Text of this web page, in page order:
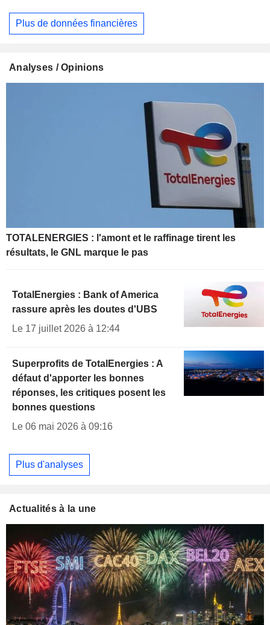
Plus de données financières
Analyses / Opinions
TOTALENERGIES : l'amont et le raffinage tirent les
résultats, le GNL marque le pas
TotalEnergies : Bank of America
rassure après les doutes d'UBS
Le 17 juillet 2026 à 12:44
Superprofits de TotalEnergies : A
défaut d'apporter les bonnes
réponses, les critiques posent les
bonnes questions
Le 06 mai 2026 à 09:16
Plus d'analyses
Actualités à la une